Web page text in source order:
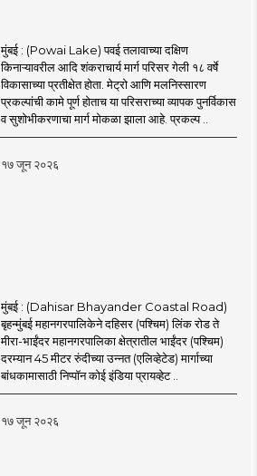
मुंबई : (Powai Lake) पवई तलावाच्या दक्षिण
किनाऱ्यावरील आदि शंकराचार्य मार्ग परिसर गेली १८ वर्षे
विकासाच्या प्रतीक्षेत होता. मेट्रो आणि मलनिस्सारण
प्रकल्पांची कामे पूर्ण होताच या परिसराच्या व्यापक पुनर्विकास
व सुशोभीकरणाचा मार्ग मोकळा झाला आहे. प्रकल्प ..
१७ जून २०२६
मुंबई : (Dahisar Bhayander Coastal Road)
बृहन्मुंबई महानगरपालिकेने दहिसर (पश्चिम) लिंक रोड ते
मीरा-भाईंदर महानगरपालिका क्षेत्रातील भाईंदर (पश्चिम)
दरम्यान 45 मीटर रुंदीच्या उन्नत (एलिव्हेटेड) मार्गाच्या
बांधकामासाठी निप्पॉन कोई इंडिया प्रायव्हेट ..
१७ जून २०२६